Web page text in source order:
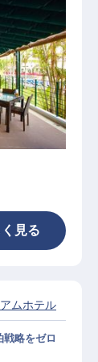
型リゾー
築
見る
ムホテル
戦略をゼロ